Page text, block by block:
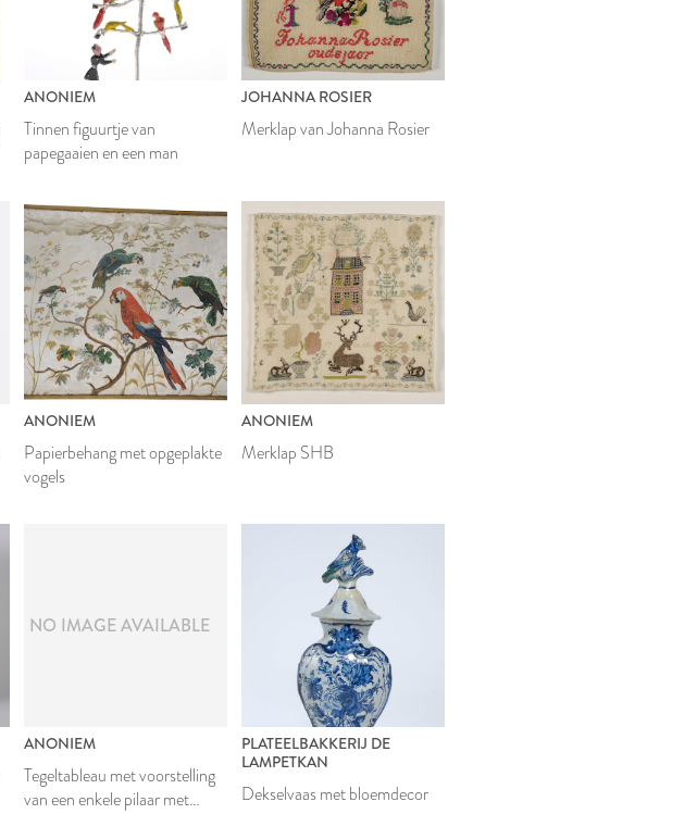
ANONIEM
Tinnen figuurtje van
papegaaien en een man
JOHANNA ROSIER
Merklap van Johanna Rosier
ANONIEM
Papierbehang met opgeplakte
vogels
ANONIEM
Merklap SHB
NO IMAGE AVAILABLE
ANONIEM
Tegeltableau met voorstelling
van een enkele pilaar met
PLATEELBAKKERIJ DE
LAMPETKAN
Dekselvaas met bloemdecor